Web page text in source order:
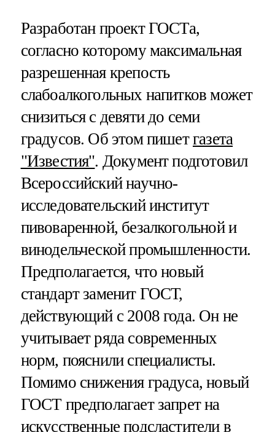
Разработан проект ГОСТа,
согласно которому максимальная
разрешенная крепость
слабоалкогольных напитков может
снизиться с девяти до семи
градусов. Об этом пишетгазета
"Известия". Документ подготовил
Всероссийский научно-
исследовательский институт
пивоваренной, безалкогольной и
винодельческой промышленности.
Предполагается, что новый
стандарт заменит ГОСТ,
действующий с 2008 года. Он не
учитывает ряда современных
норм, пояснили специалисты.
Помимо снижения градуса, новый
ГОСТ предполагает запрет на
искусственные подсластители в